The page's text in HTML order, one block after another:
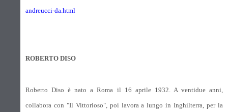
andreucci-da.html
ROBERTO DISO
Roberto Diso è nato a Roma il 16 aprile 1932. A ventidue anni,
collabora con "Il Vittorioso", poi lavora a lungo in Inghilterra, per la